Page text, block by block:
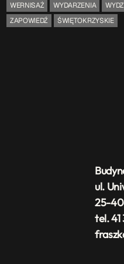
WERNISAŻ
WYDARZENIA
ZAPOWIEDŹ
ŚWIĘTOKRZYSKIE
ul.
25-
tel.